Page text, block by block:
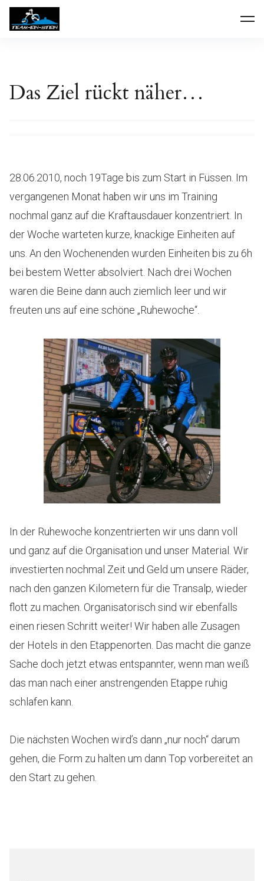
Inhalte
überspringen
Team-Ein-Stein
Das Ziel rückt näher…
28.06.2010, noch 19Tage bis zum Start in Füssen. Im
vergangenen Monat haben wir uns im Training
nochmal ganz auf die Kraftausdauer konzentriert. In
der Woche warteten kurze, knackige Einheiten auf
uns. An den Wochenenden wurden Einheiten bis zu 6h
bei bestem Wetter absolviert. Nach drei Wochen
waren die Beine dann auch ziemlich leer und wir
freuten uns auf eine schöne „Ruhewoche“.
In der Ruhewoche konzentrierten wir uns dann voll
und ganz auf die Organisation und unser Material. Wir
investierten nochmal Zeit und Geld um unsere Räder,
nach den ganzen Kilometern für die Transalp, wieder
flott zu machen. Organisatorisch sind wir ebenfalls
einen riesen Schritt weiter! Wir haben alle Zusagen
der Hotels in den Etappenorten. Das macht die ganze
Sache doch jetzt etwas entspannter, wenn man weiß
das man nach einer anstrengenden Etappe ruhig
schlafen kann.
Die nächsten Wochen wird’s dann „nur noch“ darum
gehen, die Form zu halten um dann Top vorbereitet an
den Start zu gehen.